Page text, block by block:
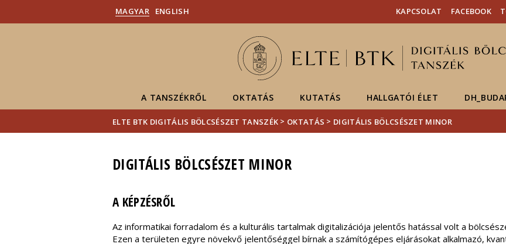
Hírek
Események
ELTE a
MAGYAR ENGLISH KAPCSOLAT FACEBOOK
A TANSZÉKRŐL OKTATÁS KUTATÁS HALLGATÓI ÉLET
ELTE BTK DIGITÁLIS BÖLCSÉSZET TANSZÉK > OKTATÁS > DIGITÁLIS BÖLCSÉSZET MINOR
DIGITÁLIS BÖLCSÉSZET MINOR
A KÉPZÉSRŐL
Az informatikai forradalom és a kulturális tartalmak digitalizációja jelentős hatással volt a
Ezen a területen egyre növekvő jelentőséggel bírnak a számítógépes eljárásokat alkalmazó,